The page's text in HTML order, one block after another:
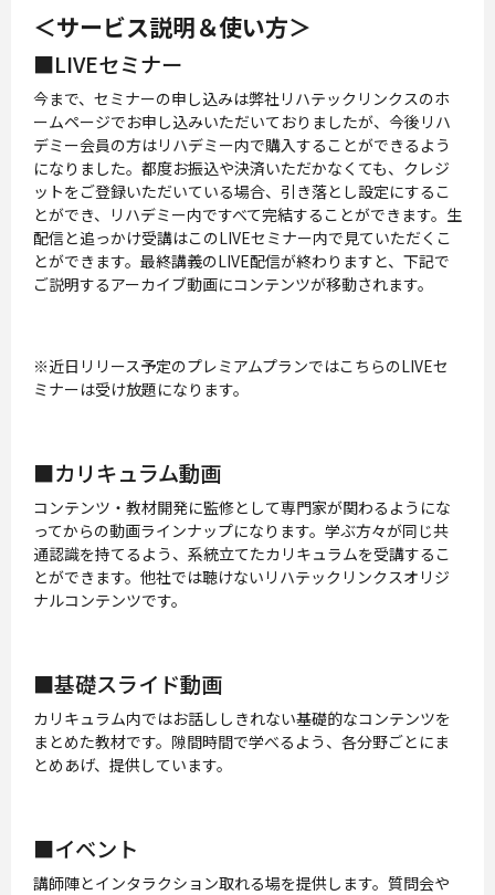
＜サービス説明＆使い方＞
■LIVEセミナー
今まで、セミナーの申し込みは弊社リハテックリンクスのホ
ームページでお申し込みいただいておりましたが、今後リハ
デミー会員の方はリハデミー内で購入することができるよう
になりました。都度お振込や決済いただかなくても、クレジ
ットをご登録いただいている場合、引き落とし設定にするこ
とができ、リハデミー内ですべて完結することができます。生
配信と追っかけ受講はこのLIVEセミナー内で見ていただくこ
とができます。最終講義のLIVE配信が終わりますと、下記で
ご説明するアーカイブ動画にコンテンツが移動されます。
※近日リリース予定のプレミアムプランではこちらのLIVEセ
ミナーは受け放題になります。
■カリキュラム動画
コンテンツ・教材開発に監修として専門家が関わるようにな
ってからの動画ラインナップになります。学ぶ方々が同じ共
通認識を持てるよう、系統立てたカリキュラムを受講するこ
とができます。他社では聴けないリハテックリンクスオリジ
ナルコンテンツです。
■基礎スライド動画
カリキュラム内ではお話ししきれない基礎的なコンテンツを
まとめた教材です。隙間時間で学べるよう、各分野ごとにま
とめあげ、提供しています。
■イベント
講師陣とインタラクション取れる場を提供します。質問会や